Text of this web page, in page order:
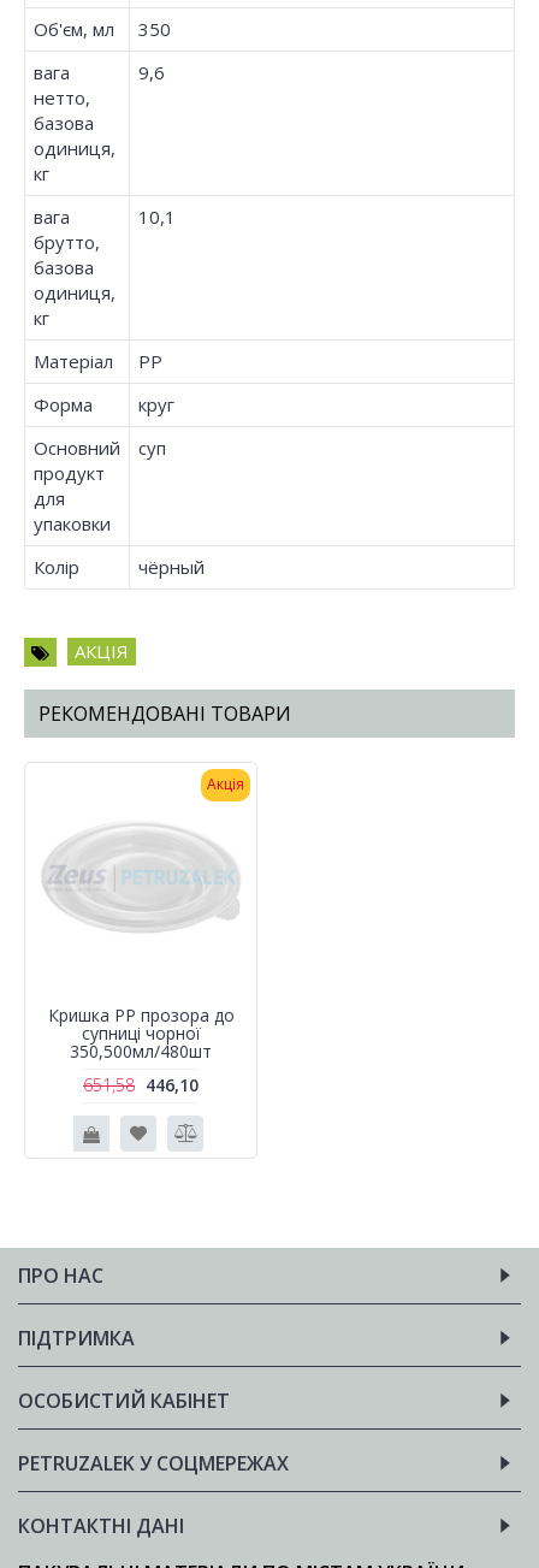
Об'єм, мл
350
вага
нетто,
базова
одиниця,
кг
9,6
вага
брутто,
базова
одиниця,
кг
10,1
Матеріал
PP
Форма
круг
Основний
продукт
для
упаковки
суп
Колір чёрный
АКЦІЯ
РЕКОМЕНДОВАНІ ТОВАРИ
Акція
Кришка РР прозора до
супниці чорної
350,500мл/480шт
651,58 446,10
ПРО НАС
ПІДТРИМКА
ОСОБИСТИЙ КАБІНЕТ
PETRUZALEK У СОЦМЕРЕЖАХ
КОНТАКТНІ ДАНІ